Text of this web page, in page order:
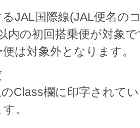
るJAL国際線(JAL便名の
内の初回搭乗便が対象
は対象外となります。
Class欄に印字されて
。